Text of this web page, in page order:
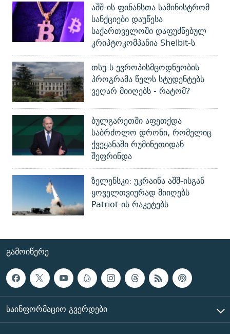
აშშ-ის ფინანსთა სამინისტრომ
სანქციები დაუწესა
საქართველოში დაფუძნებულ
კრიპტოკომპანია Shelbit-ს
თსუ-ს ევროპისმცოდნეობის
პროგრამა წელს სტუდენტებს
ვეღარ მიიღებს - რატომ?
ბულგარეთში აფეთქდა
საბრძოლო დრონი, რომელიც
ქვეყანაში რუმინეთიდან
შეფრინდა
ზელენსკი: უკრაინა აშშ-ისგან
ყოველთვიურად მიიღებს
Patriot-ის რაკეტებს
ᲒᲐᲛᲝᲘᲬᲔᲠᲔ
ᲡᲐᲘᲜᲤᲝᲠᲛᲐᲪᲘᲝ ᲒᲕᲔᲠᲓᲔᲑᲘ